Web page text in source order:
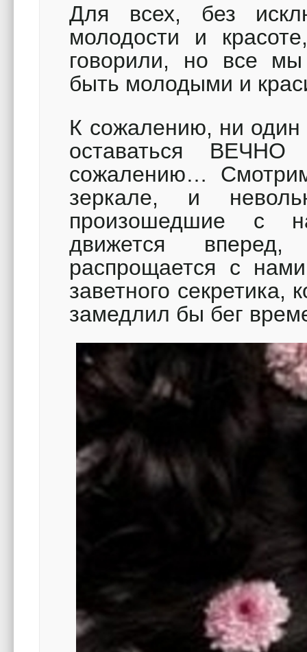
Для всех, без
молодости и
говорили, но все
быть молодыми и
К сожалению, ни один
оставаться
сожалению…
зеркале, и
произошедшие с
движется
распрощается с
заветного
замедлил бы бег